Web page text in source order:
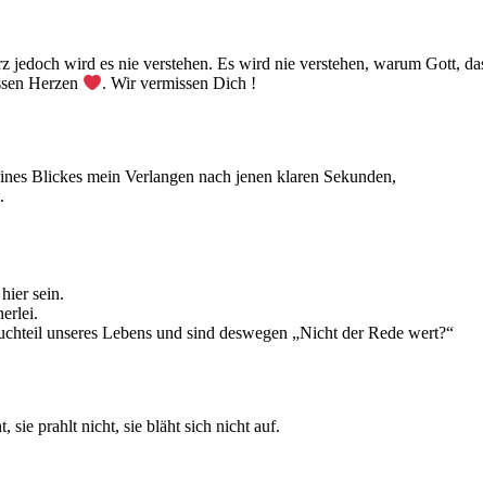
wird es nie verstehen. Es wird nie verstehen, warum Gott,
Herzen
. Wir vermissen Dich !
Blickes mein Verlangen nach jenen klaren Sekunden,
sein.
unseres Lebens und sind deswegen „Nicht der Rede wert?“
sie prahlt nicht, sie bläht sich nicht auf.